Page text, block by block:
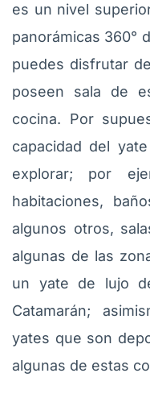
es un nivel
panorámicas 360°
puedes disfrutar
poseen sala de
cocina. Por
capacidad del
explorar; por
habitaciones,
algunos otros,
algunas de las
un yate de lujo
Catamarán;
yates que son
algunas de estas